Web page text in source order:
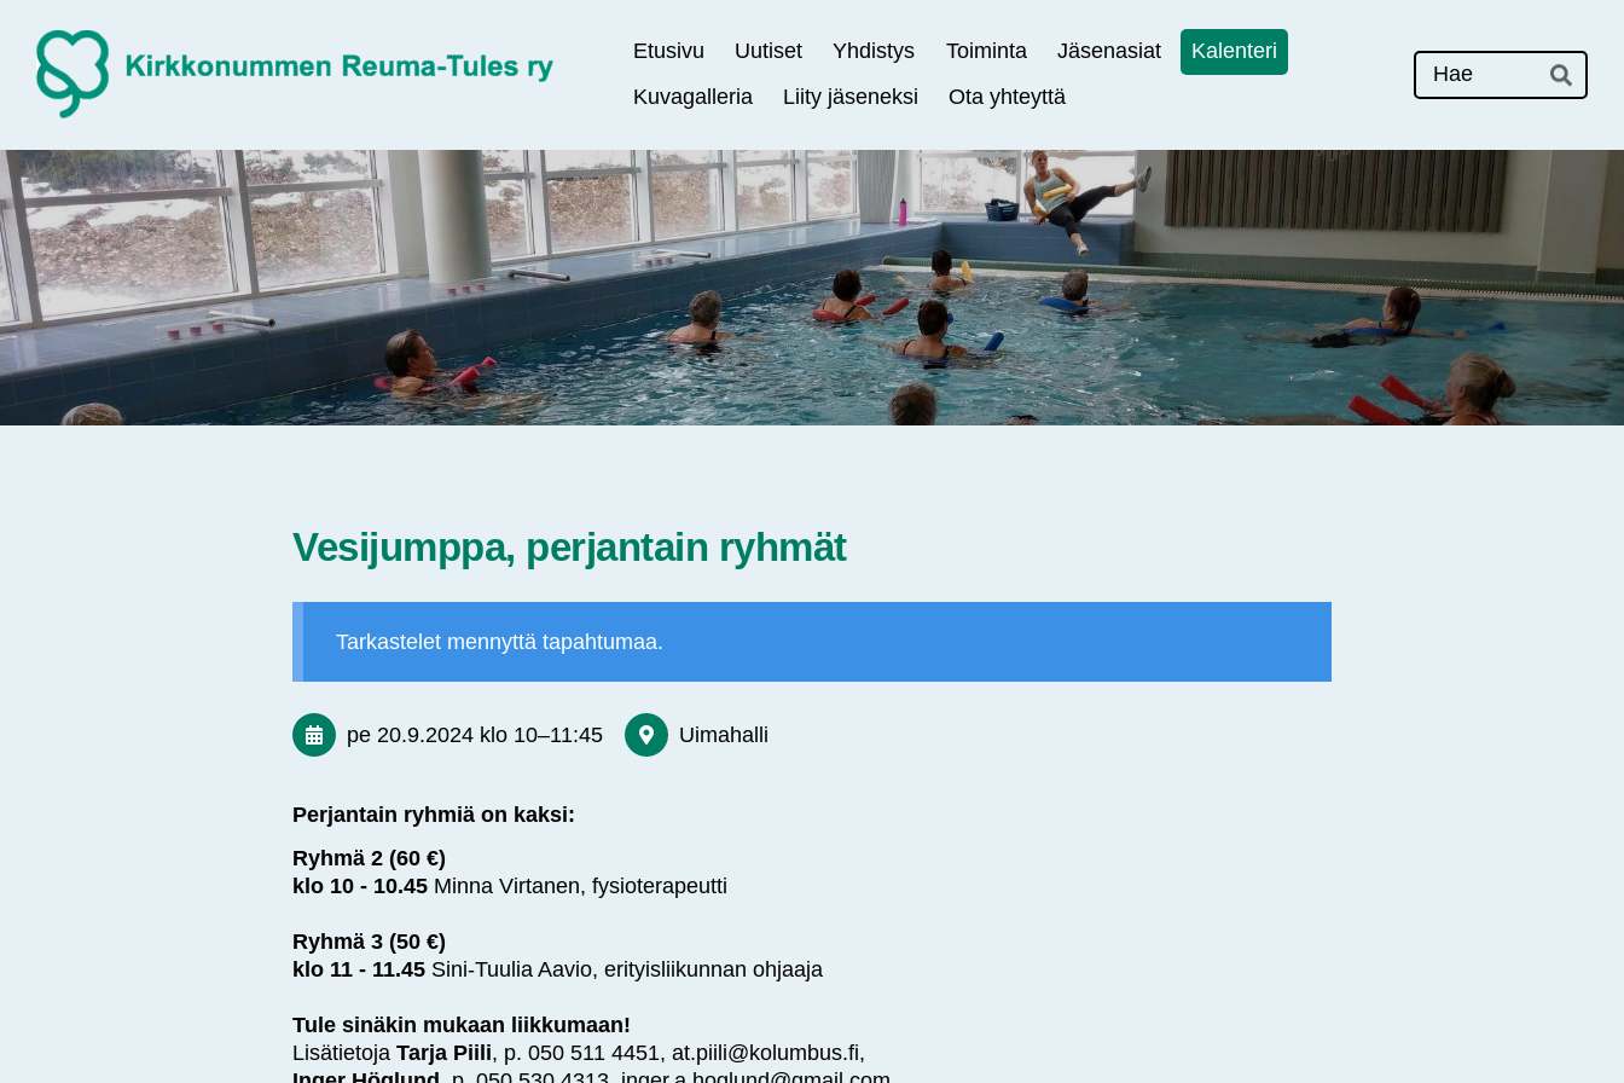
Siirry
sivun
sisältöön
Sivuston etusivulle
Etusivu Uutiset Yhdistys Toiminta Jäsenasiat
Kalenteri
Kuvagalleria
Liity jäseneksi Ota yhteyttä
Hae
Vesijumppa, perjantain ryhmät
Tarkastelet mennyttä tapahtumaa.
pe 20.9.2024 klo 10–11:45 Uimahalli
Perjantain ryhmiä on kaksi:
Ryhmä 2 (60 €)
klo 10 - 10.45 Minna Virtanen, fysioterapeutti
Ryhmä 3 (50 €)
klo 11 - 11.45 Sini-Tuulia Aavio, erityisliikunnan ohjaaja
Tule sinäkin mukaan liikkumaan!
Lisätietoja Tarja Piili, p. 050 511 4451, at.piili@kolumbus.fi,